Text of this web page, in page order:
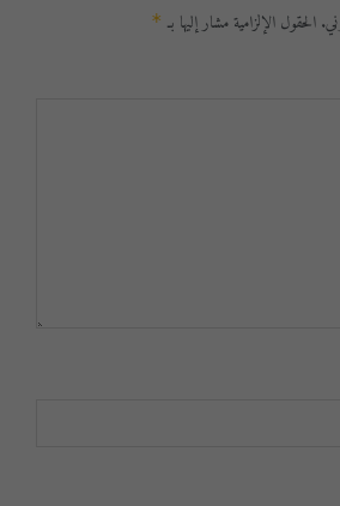
الحقول الإلزامية مشار إليها بـ *